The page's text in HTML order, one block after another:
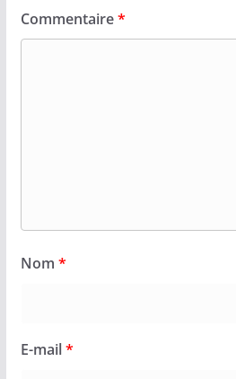
Commentaire*
Nom *
E-mail*